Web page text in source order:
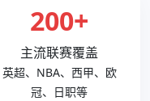
200+
主流联赛覆盖
英超、NBA、西甲、欧
冠、日职等